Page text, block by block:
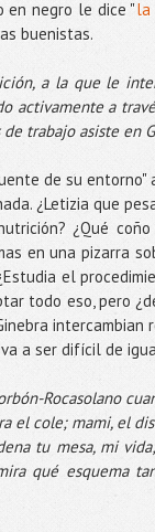
en negro le dice "la
buenistas.
a la que le
activamente a
trabajo asiste en
de su
¿Letizia que
¿Qué
en una pizarra
el
todo eso, pero
a ser difícil de
Rocasolano
el cole; mami, el
tu mesa, mi
qué esquema